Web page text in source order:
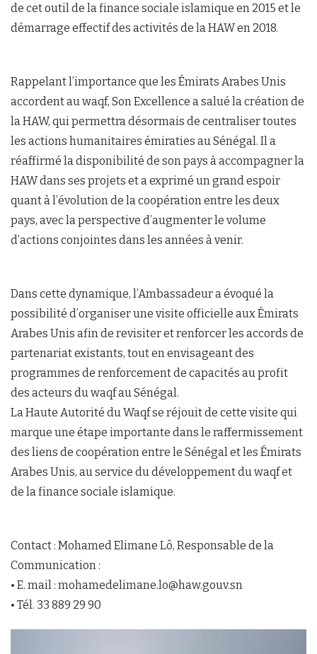
de cet outil de la finance sociale islamique en 2015 et le
démarrage effectif des activités de la HAW en 2018.
Rappelant l’importance que les Émirats Arabes Unis
accordent au waqf, Son Excellence a salué la création de
la HAW, qui permettra désormais de centraliser toutes
les actions humanitaires émiraties au Sénégal. Il a
réaffirmé la disponibilité de son pays à accompagner la
HAW dans ses projets et a exprimé un grand espoir
quant à l’évolution de la coopération entre les deux
pays, avec la perspective d’augmenter le volume
d’actions conjointes dans les années à venir.
Dans cette dynamique, l’Ambassadeur a évoqué la
possibilité d’organiser une visite officielle aux Émirats
Arabes Unis afin de revisiter et renforcer les accords de
partenariat existants, tout en envisageant des
programmes de renforcement de capacités au profit
des acteurs du waqf au Sénégal.
La Haute Autorité du Waqf se réjouit de cette visite qui
marque une étape importante dans le raffermissement
des liens de coopération entre le Sénégal et les Émirats
Arabes Unis, au service du développement du waqf et
de la finance sociale islamique.
Contact : Mohamed Elimane Lô, Responsable de la
Communication :
• E. mail : mohamedelimane.lo@haw.gouv.sn
• Tél. 33 889 29 90